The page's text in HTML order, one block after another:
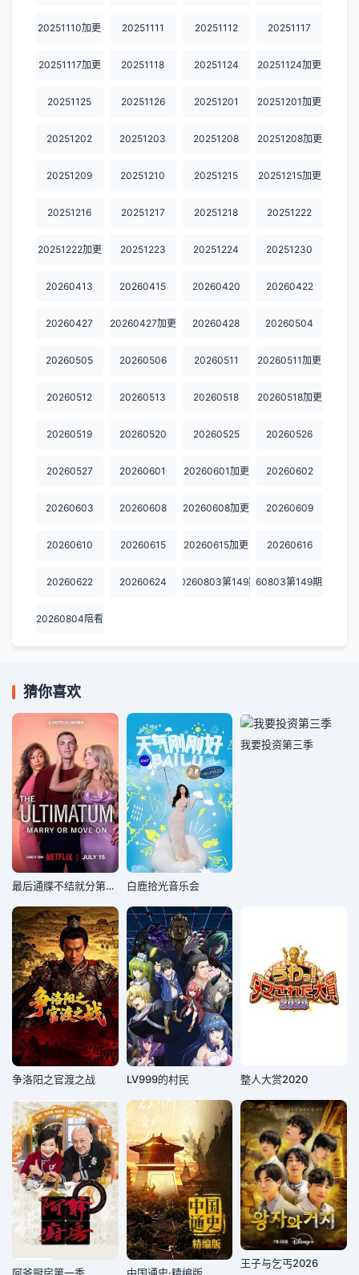
20251110加更 20251111 20251112 20251117
20251117加更 20251118 20251124 20251124加更
20251125 20251126 20251201 20251201加更
20251202 20251203 20251208 20251208加更
20251209 20251210 20251215 20251215加更
20251216 20251217 20251218 20251222
20251222加更 20251223 20251224 20251230
20260413 20260415 20260420 20260422
20260427 20260427加更 20260428 20260504
20260505 20260506 20260511 20260511加更
20260512 20260513 20260518 20260518加更
20260519 20260520 20260525 20260526
20260527 20260601 20260601加更 20260602
20260603 20260608 20260608加更 20260609
20260610 20260615 20260615加更 20260616
20260622 20260624 20260803第149期20260803第149期加更
20260804陪看
猜你喜欢
最后通牒不结就分第四季 白鹿拾光音乐会
我要投资第三季
争洛阳之官渡之战 LV999的村民 整人大赏2020
王子与乞丐2026